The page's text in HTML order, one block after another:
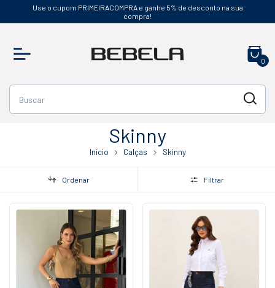
Use o cupom PRIMEIRACOMPRA e ganhe 5% de desconto na sua
compra!
0
Skinny
Início Calças Skinny
Ordenar Filtrar